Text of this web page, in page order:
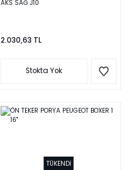
AKS SAĞ J10
2.030,63 TL
Stokta Yok
TÜKENDİ